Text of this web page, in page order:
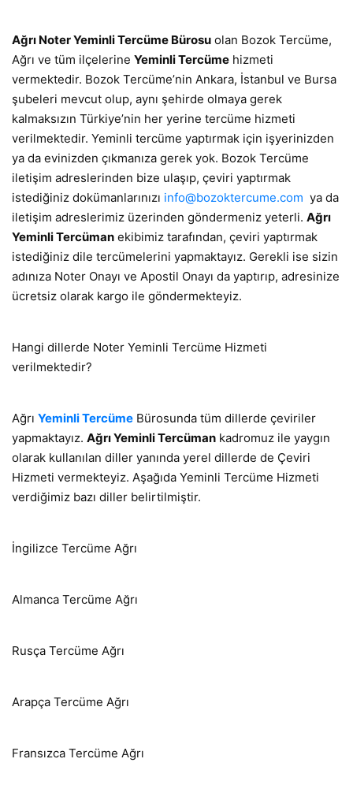
Ağrı Noter Yeminli Tercüme Bürosu olan Bozok Tercüme,
Ağrı ve tüm ilçelerine Yeminli Tercüme hizmeti
vermektedir. Bozok Tercüme’nin Ankara, İstanbul ve Bursa
şubeleri mevcut olup, aynı şehirde olmaya gerek
kalmaksızın Türkiye’nin her yerine tercüme hizmeti
verilmektedir. Yeminli tercüme yaptırmak için işyerinizden
ya da evinizden çıkmanıza gerek yok. Bozok Tercüme
iletişim adreslerinden bize ulaşıp, çeviri yaptırmak
istediğiniz dokümanlarınızı info@bozoktercume.com ya da
iletişim adreslerimiz üzerinden göndermeniz yeterli. Ağrı
Yeminli Tercüman ekibimiz tarafından, çeviri yaptırmak
istediğiniz dile tercümelerini yapmaktayız. Gerekli ise sizin
adınıza Noter Onayı ve Apostil Onayı da yaptırıp, adresinize
ücretsiz olarak kargo ile göndermekteyiz.
Hangi dillerde Noter Yeminli Tercüme Hizmeti
verilmektedir?
Ağrı Yeminli Tercüme Bürosunda tüm dillerde çeviriler
yapmaktayız. Ağrı Yeminli Tercüman kadromuz ile yaygın
olarak kullanılan diller yanında yerel dillerde de Çeviri
Hizmeti vermekteyiz. Aşağıda Yeminli Tercüme Hizmeti
verdiğimiz bazı diller belirtilmiştir.
İngilizce Tercüme Ağrı
Almanca Tercüme Ağrı
Rusça Tercüme Ağrı
Arapça Tercüme Ağrı
Fransızca Tercüme Ağrı